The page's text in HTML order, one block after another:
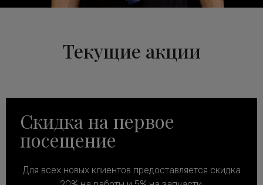
Текущие акции
Скидка на первое
посещение
Для всех новых клиентов предоставляется скидка